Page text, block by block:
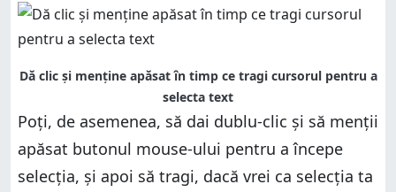
Dă clic și menține apăsat în timp ce tragi cursorul pentru a
selecta text
Poți, de asemenea, să dai dublu-clic și să menții
apăsat butonul mouse-ului pentru a începe
selecția, și apoi să tragi, dacă vrei ca selecția ta